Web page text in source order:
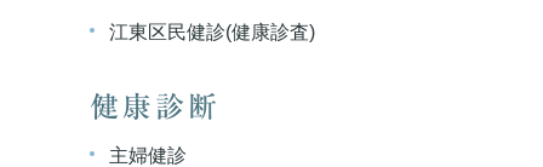
江東区民健診(健康診査)
健康診断
主婦健診